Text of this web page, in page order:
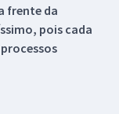
frente da
pois cada